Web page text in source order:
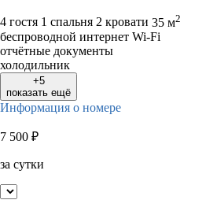
4 гостя 1 спальня 2 кровати 35 м2
беспроводной интернет Wi-Fi
отчётные документы
холодильник
+5
показать ещё
Информация о номере
7 500 ₽
за сутки